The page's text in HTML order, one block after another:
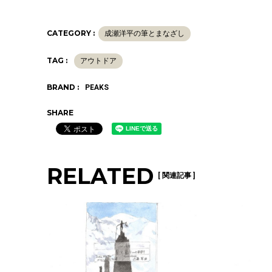
CATEGORY : 成瀬洋平の筆とまなざし
TAG : アウトドア
BRAND : PEAKS
SHARE
RELATED [ 関連記事 ]